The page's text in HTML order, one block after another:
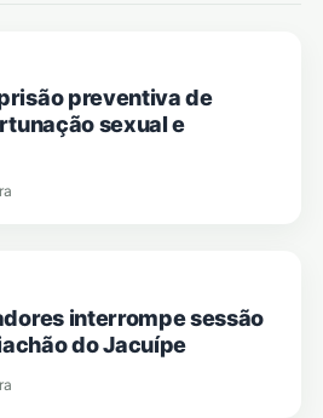
preventiva de
sexual e
interrompe sessão
do Jacuípe